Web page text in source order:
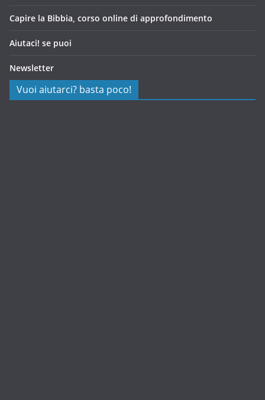
Capire la Bibbia, corso online di approfondimento
Aiutaci! se puoi
Newsletter
Vuoi aiutarci? basta poco!